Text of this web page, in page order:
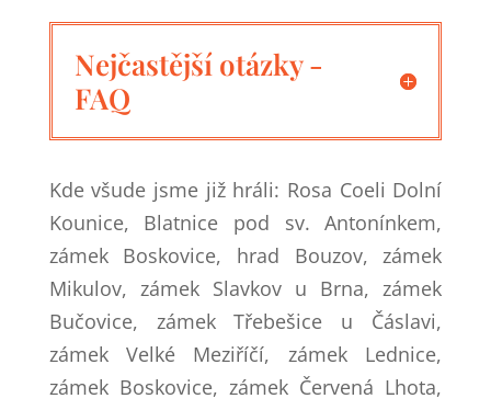
Nejčastější otázky -
FAQ
Kde všude jsme již hráli: Rosa Coeli Dolní
Kounice, Blatnice pod sv. Antonínkem,
zámek Boskovice, hrad Bouzov, zámek
Mikulov, zámek Slavkov u Brna, zámek
Bučovice, zámek Třebešice u Čáslavi,
zámek Velké Meziříčí, zámek Lednice,
zámek Boskovice, zámek Červená Lhota,